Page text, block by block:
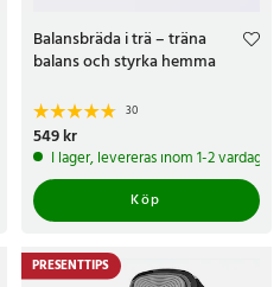
Balansbräda i trä – träna
balans och styrka hemma
30
Pris:549 kr
549 kr
I lager, levereras inom 1-2 vardagar
Köp
PRESENTTIPS